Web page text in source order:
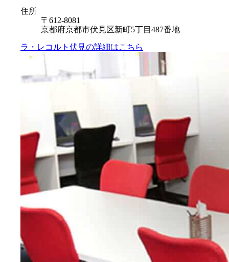
住所
〒612-8081
京都府京都市伏見区新町5丁目487番地
ラ・レコルト伏見の詳細はこちら